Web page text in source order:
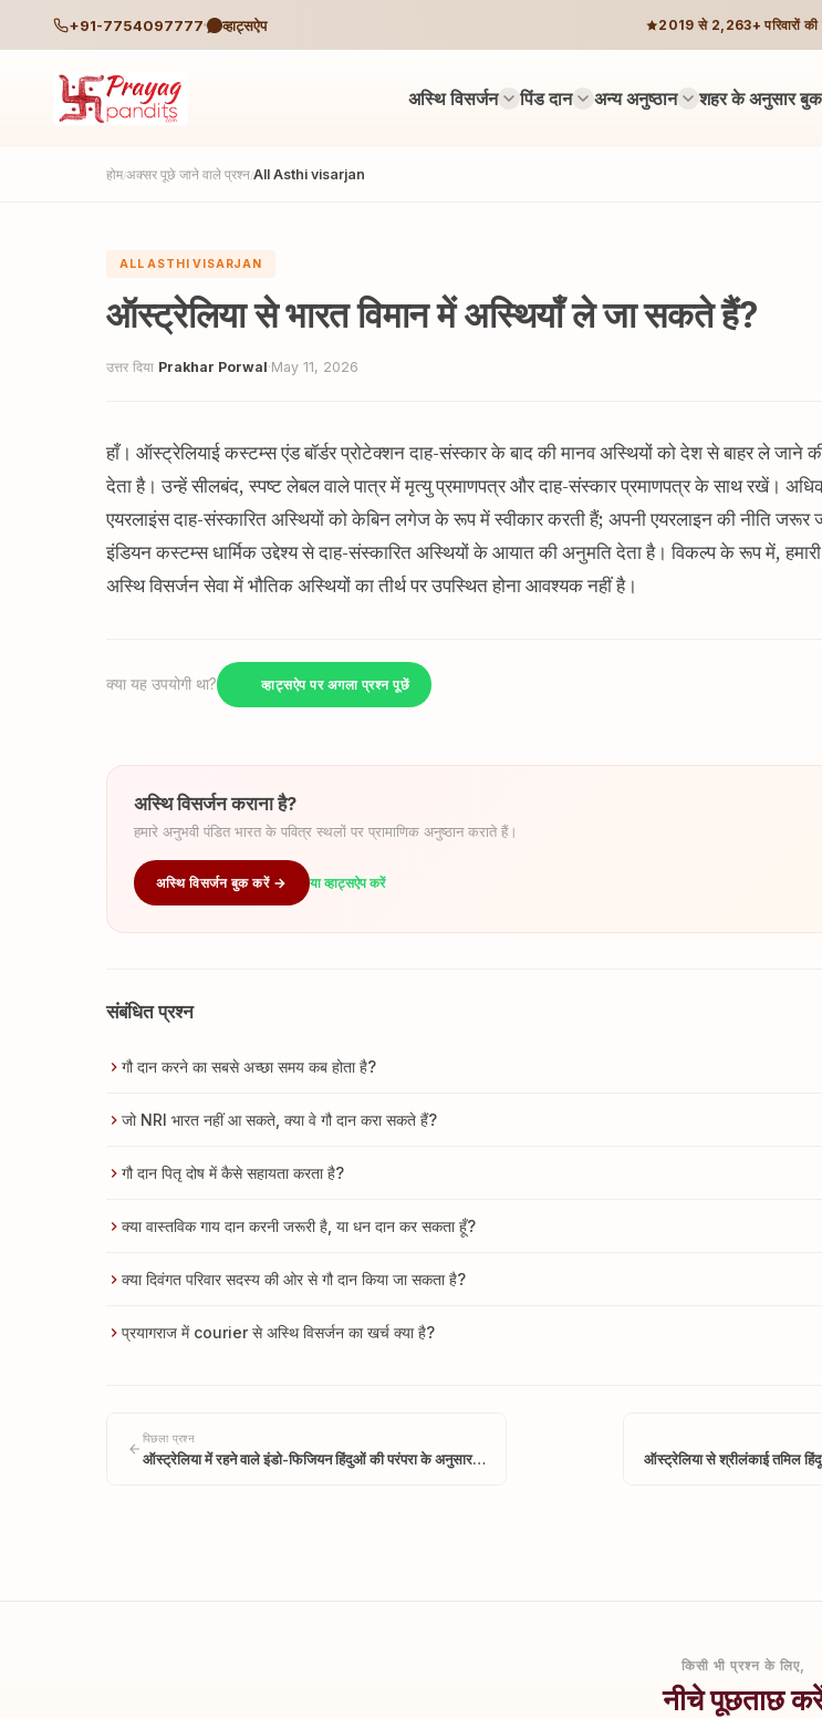
+91-7754097777 व्हाट्सऐप 2019 से 2,263+ परिवारों की
अस्थि विसर्जन पिंड दान अन्य अनुष्ठान शहर के अनुसार
होम/अक्सर पूछे जाने वाले प्रश्न/All Asthi visarjan
ALL ASTHI VISARJAN
ऑस्ट्रेलिया से भारत विमान में अस्थियाँ ले जा सकते हैं?
उत्तर दिया Prakhar Porwal·May 11, 2026
हाँ। ऑस्ट्रेलियाई कस्टम्स एंड बॉर्डर प्रोटेक्शन दाह-संस्कार के बाद की मानव अस्थियों को देश से बाहर ले जाने
देता है। उन्हें सीलबंद, स्पष्ट लेबल वाले पात्र में मृत्यु प्रमाणपत्र और दाह-संस्कार प्रमाणपत्र के साथ रखें।
एयरलाइंस दाह-संस्कारित अस्थियों को केबिन लगेज के रूप में स्वीकार करती हैं; अपनी एयरलाइन की नीति जरूर
इंडियन कस्टम्स धार्मिक उद्देश्य से दाह-संस्कारित अस्थियों के आयात की अनुमति देता है। विकल्प के रूप में,
अस्थि विसर्जन सेवा में भौतिक अस्थियों का तीर्थ पर उपस्थित होना आवश्यक नहीं है।
क्या यह उपयोगी था? व्हाट्सऐप पर अगला प्रश्न पूछें
अस्थि विसर्जन कराना है?
हमारे अनुभवी पंडित भारत के पवित्र स्थलों पर प्रामाणिक अनुष्ठान कराते हैं।
अस्थि विसर्जन बुक करें → या व्हाट्सऐप करें
संबंधित प्रश्न
गौ दान करने का सबसे अच्छा समय कब होता है?
जो NRI भारत नहीं आ सकते, क्या वे गौ दान करा सकते हैं?
गौ दान पितृ दोष में कैसे सहायता करता है?
क्या वास्तविक गाय दान करनी जरूरी है, या धन दान कर सकता हूँ?
क्या दिवंगत परिवार सदस्य की ओर से गौ दान किया जा सकता है?
प्रयागराज में courier से अस्थि विसर्जन का खर्च क्या है?
पिछला प्रश्न
ऑस्ट्रेलिया में रहने वाले इंडो-फिजियन हिंदुओं की परंपरा के अनुसार… ऑस्ट्रेलिया से श्रीलंकाई तमिल
किसी भी प्रश्न के लिए,
नीचे पूछताछ